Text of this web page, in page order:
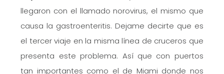
llegaron con el llamado norovirus, el mismo que
causa la gastroenteritis. Dejame decirte que es
el tercer viaje en la misma línea de cruceros que
presenta este problema. Así que con puertos
tan importantes como el de Miami donde nos